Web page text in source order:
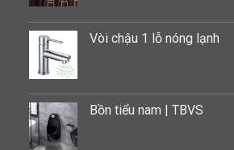
Vòi chậu 1 lỗ nóng lạnh
Bồn tiểu nam | TBVS